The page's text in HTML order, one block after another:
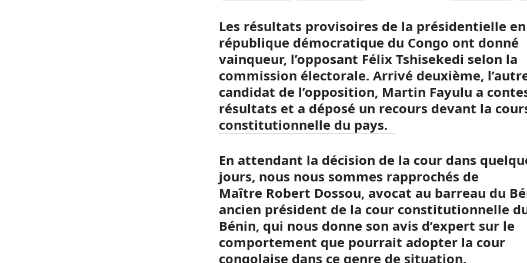
Les résultats provisoires de la présidentielle en
république démocratique du Congo ont donné
vainqueur, l’opposant Félix Tshisekedi selon la
commission électorale. Arrivé deuxième,
candidat de l’opposition, Martin Fayulu a
résultats et a déposé un recours devant la
constitutionnelle du pays.
En attendant la décision de la cour dans
jours, nous nous sommes rapprochés de
Maître Robert Dossou, avocat au barreau du
ancien président de la cour constitutionnelle
Bénin, qui nous donne son avis d’expert sur le
comportement que pourrait adopter la cour
congolaise dans ce genre de situation.